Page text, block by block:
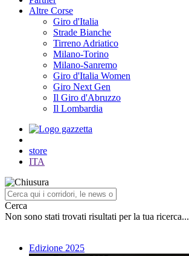
Altre Corse
Giro d'Italia
Strade Bianche
Tirreno Adriatico
Milano-Torino
Milano-Sanremo
Giro d'Italia Women
Giro Next Gen
Il Giro d'Abruzzo
Il Lombardia
store
ITA
Cerca
Non sono stati trovati risultati per la tua ricerca...
Edizione 2025